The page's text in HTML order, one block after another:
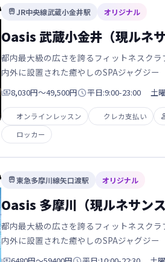
JR中央線武蔵小金井駅 オリジナル
Oasis 武蔵小金井（現ルネ
都内最大級の広さを誇るフィットネスク
内外に設置された癒やしのSPAジャグジー
8,030円〜49,500円平日:9:00-23:00 土
オンラインレッスン クレカ支払い
ロッカー
東急多摩川線矢口渡駅 オリジナル
Oasis 多摩川（現ルネサンス
都内最大級の広さを誇るフィットネスク
内外に設置された癒やしのSPAジャグジー